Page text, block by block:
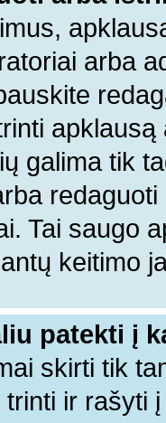
arba
galima tik
Tai saugo
keitimo
patekti į
skirti tik
ir rašyti